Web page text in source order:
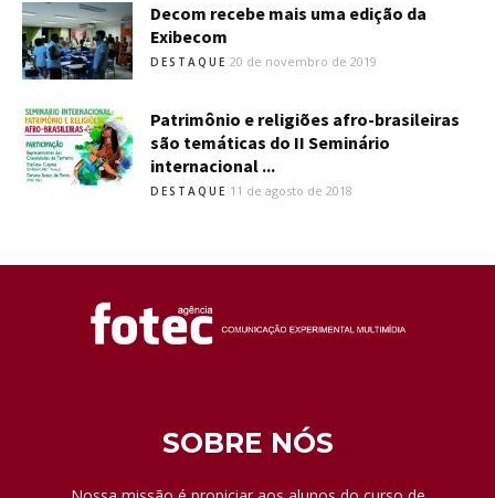
Decom recebe mais uma edição da
Exibecom
DESTAQUE 20 de novembro de 2019
Patrimônio e religiões afro-brasileiras
são temáticas do II Seminário
internacional ...
DESTAQUE 11 de agosto de 2018
SOBRE NÓS